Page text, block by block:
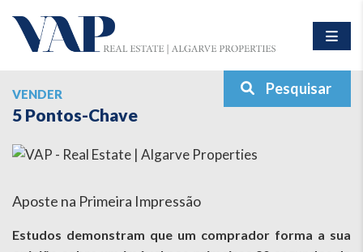
Pesquisar
VENDER
5 Pontos-Chave
Aposte na Primeira Impressão
Estudos demonstram que um comprador forma a sua